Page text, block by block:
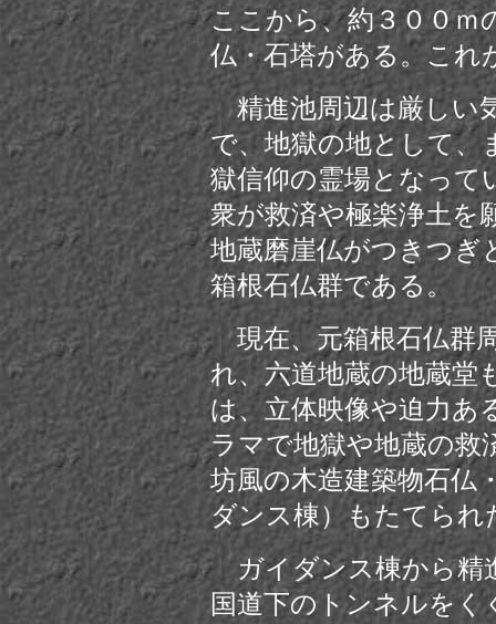
ここから、約３００ｍ
仏・石塔がある。これ
精進池周辺は厳しい
で、地獄の地として、
獄信仰の霊場となって
衆が救済や極楽浄土を
地蔵磨崖仏がつきつぎ
箱根石仏群である。
現在、元箱根石仏群
れ、六道地蔵の地蔵堂
は、立体映像や迫力あ
ラマで地獄や地蔵の救
坊風の木造建築物石仏
ダンス棟）もたてられ
ガイダンス棟から精
国道下のトンネルをく